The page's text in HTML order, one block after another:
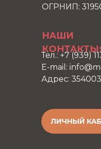
ЛИЧНЫЙ
НАШИ
КОНТАКТЫ:
ОГРНИП:
Тел.: +7 (939)
E-mail:
Адрес: 354003